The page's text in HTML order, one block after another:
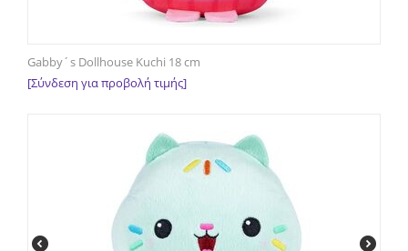
Gabby´s Dollhouse Kuchi 18 cm
[Σύνδεση για προβολή τιμής]